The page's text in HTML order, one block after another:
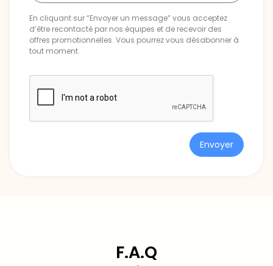
En cliquant sur “Envoyer un message” vous acceptez
d’être recontacté par nos équipes et de recevoir des
offres promotionnelles. Vous pourrez vous désabonner à
tout moment.
Envoyer
F.A.Q